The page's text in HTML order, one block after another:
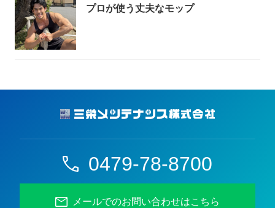
プロが使う丈夫なモップ
0479-78-8700
メールでのお問い合わせはこちら